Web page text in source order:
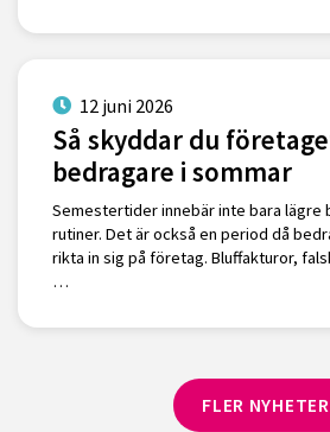
12 juni 2026
Så skyddar du
bedragare i sommar
Semestertider innebär inte bara lägre
rutiner. Det är också en period då
rikta in sig på företag. Bluffakturor,
…
FLER NYHETER